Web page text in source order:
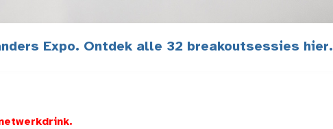
Expo. Ontdek alle 32 breakoutsessies hier.